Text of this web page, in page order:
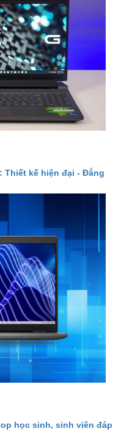
Thiết kế hiện đại - Đẳng
học sinh, sinh viên đáp